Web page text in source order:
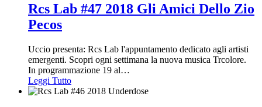
Rcs Lab #47 2018 Gli Amici Dello Zio
Pecos
Uccio presenta: Rcs Lab l'appuntamento dedicato agli artisti
emergenti. Scopri ogni settimana la nuova musica Trcolore.
In programmazione 19 al…
Leggi Tutto